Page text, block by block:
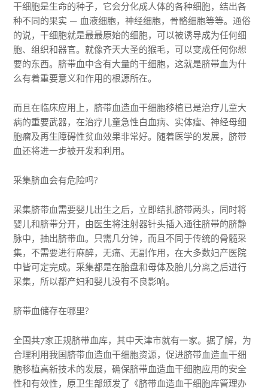
干细胞是生命的种子，它会分化成人体的各种细胞，结出各
种不同的果实 — 血液细胞，神经细胞，骨骼细胞等等。通俗
的说，干细胞就是最最原始的细胞，可以被诱导成为任何细
胞、组织和器官。就像齐天大圣的猴毛，可以变成任何你想
要的东西。脐带血中含有大量的干细胞，这就是脐带血为什
么有着重要意义和作用的根源所在。
而且在临床应用上，脐带血造血干细胞移植已是治疗儿童大
病的重要武器，在治疗儿童急性白血病、实体瘤、神经母细
胞瘤及再生障碍性贫血效果非常好。随着医学的发展，脐带
血还将进一步被开发和利用。
采集脐血会有危险吗?
采集脐带血需要婴儿出生之后，立即结扎脐带两头，同时将
婴儿和脐带分开，由医生将注射器针头插入通往脐带的脐静
脉中，抽出脐带血。只需几分钟，而且不同于传统的骨髓采
集，不需要进行麻醉，无痛、无副作用，在大多数妇产医院
中皆可定完成。采集都是在胎盘和母体及胎儿分离之后进行
采集，所以都产妇和婴儿没有不良影响。
脐带血储存在哪里?
全国共7家正规脐带血库，其中天津市就有一家。据了解，为
合理利用我国脐带血造血干细胞资源，促进脐带血造血干细
胞移植高新技术的发展，确保脐带血造血干细胞应用的安全
性和有效性，原卫生部颁发了《脐带血造血干细胞库管理办